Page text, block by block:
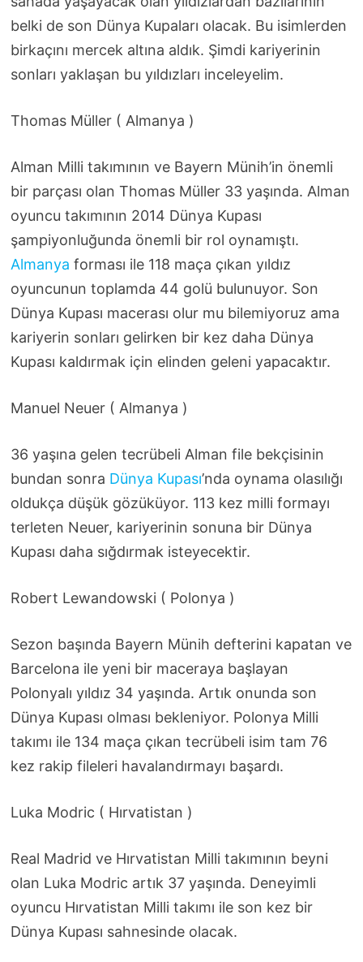
belki de son Dünya Kupaları olacak. Bu isimlerden
birkaçını mercek altına aldık. Şimdi kariyerinin
sonları yaklaşan bu yıldızları inceleyelim.
Thomas Müller ( Almanya )
Alman Milli takımının ve Bayern Münih’in önemli
bir parçası olan Thomas Müller 33 yaşında. Alman
oyuncu takımının 2014 Dünya Kupası
şampiyonluğunda önemli bir rol oynamıştı.
Almanya forması ile 118 maça çıkan yıldız
oyuncunun toplamda 44 golü bulunuyor. Son
Dünya Kupası macerası olur mu bilemiyoruz ama
kariyerin sonları gelirken bir kez daha Dünya
Kupası kaldırmak için elinden geleni yapacaktır.
Manuel Neuer ( Almanya )
36 yaşına gelen tecrübeli Alman file bekçisinin
bundan sonra Dünya Kupası’nda oynama olasılığı
oldukça düşük gözüküyor. 113 kez milli formayı
terleten Neuer, kariyerinin sonuna bir Dünya
Kupası daha sığdırmak isteyecektir.
Robert Lewandowski ( Polonya )
Sezon başında Bayern Münih defterini kapatan ve
Barcelona ile yeni bir maceraya başlayan
Polonyalı yıldız 34 yaşında. Artık onunda son
Dünya Kupası olması bekleniyor. Polonya Milli
takımı ile 134 maça çıkan tecrübeli isim tam 76
kez rakip fileleri havalandırmayı başardı.
Luka Modric ( Hırvatistan )
Real Madrid ve Hırvatistan Milli takımının beyni
olan Luka Modric artık 37 yaşında. Deneyimli
oyuncu Hırvatistan Milli takımı ile son kez bir
Dünya Kupası sahnesinde olacak.